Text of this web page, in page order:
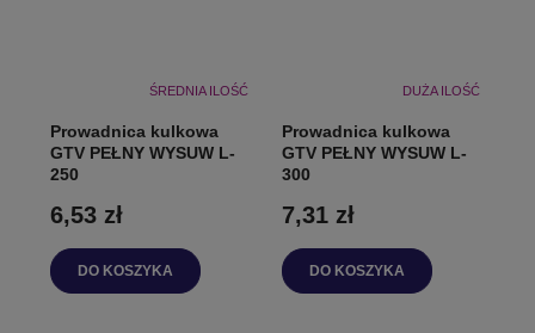
ŚREDNIA ILOŚĆ
Prowadnica kulkowa
GTV PEŁNY WYSUW L-
250
6,53 zł
DO KOSZYKA
DUŻA ILOŚĆ
Prowadnica kulkowa
GTV PEŁNY WYSUW L-
300
7,31 zł
DO KOSZYKA